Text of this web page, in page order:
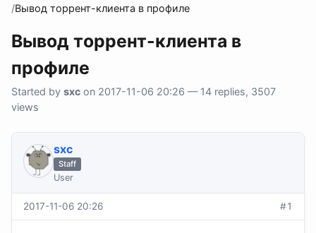
/Вывод торрент-клиента в профиле
Вывод торрент-клиента в
профиле
Started by sхс on 2017-11-06 20:26 — 14 replies, 3507
views
sхс
Staff
User
2017-11-06 20:26 #1